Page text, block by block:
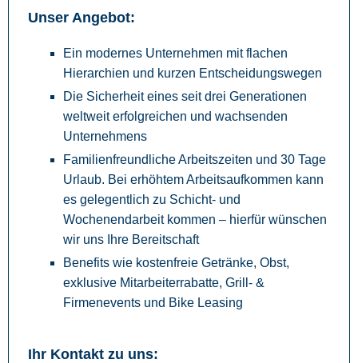
Unser Angebot:
Ein modernes Unternehmen mit flachen
Hierarchien und kurzen Entscheidungswegen
Die Sicherheit eines seit drei Generationen
weltweit erfolgreichen und wachsenden
Unternehmens
Familienfreundliche Arbeitszeiten und 30 Tage
Urlaub. Bei erhöhtem Arbeitsaufkommen kann
es gelegentlich zu Schicht- und
Wochenendarbeit kommen – hierfür wünschen
wir uns Ihre Bereitschaft
Benefits wie kostenfreie Getränke, Obst,
exklusive Mitarbeiterrabatte, Grill- &
Firmenevents und Bike Leasing
Ihr Kontakt zu uns: